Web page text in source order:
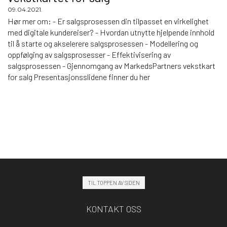
09.04.2021.
Hør mer om: - Er salgsprosessen din tilpasset en virkelighet
med digitale kundereiser? - Hvordan utnytte hjelpende innhold
til å starte og akselerere salgsprosessen - Modellering og
oppfølging av salgsprosesser - Effektivisering av
salgsprosessen - Gjennomgang av MarkedsPartners vekstkart
for salg Presentasjonsslidene finner du her
TIL TOPPEN AV SIDEN
KONTAKT OSS